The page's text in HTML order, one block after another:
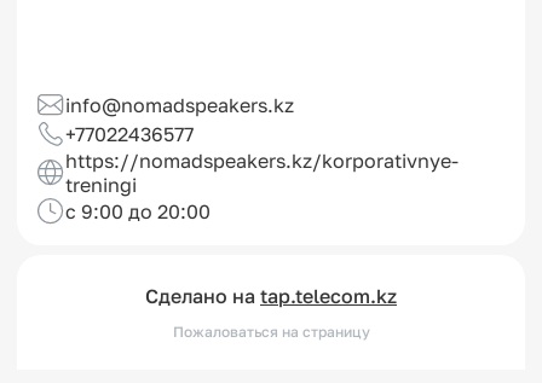
info@nomadspeakers.kz
+77022436577
https://nomadspeakers.kz/korporativnye-
treningi
с 9:00 до 20:00
Сделано на tap.telecom.kz
Пожаловаться на страницу